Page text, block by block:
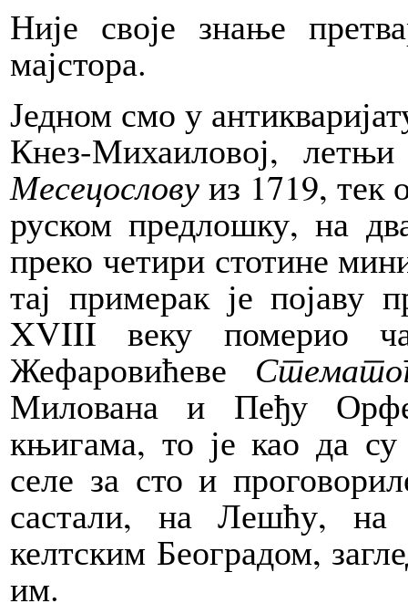
Није своје знање
мајстора.
Једном смо у
Кнез-Михаиловој,
Месецословуиз 1719, тек
руском предлошку, на
преко четири стотине
тај примерак је појаву
XVIII веку померио
Жефаровићеве
Милована и Пеђу
књигама, то је као да су
селе за сто и
састали, на Лешћу,
келтским Београдом,
им.